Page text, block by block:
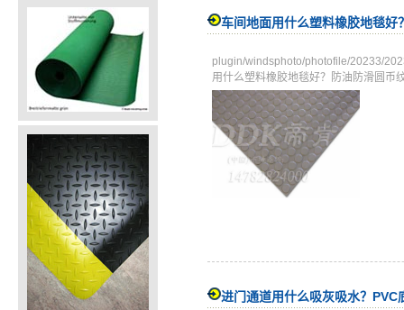
车间地面用什么塑料橡胶地毯好
plugin/windsphoto/photofile/20233/
用什么塑料橡胶地毯好？防油防滑圆币
进门通道用什么吸灰吸水？PVC